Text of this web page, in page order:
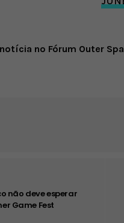
no Fórum Outer
não deve esperar
Game Fest